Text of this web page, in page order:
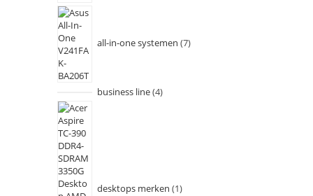
all-in-one systemen 7
business line 4
desktops merken 1